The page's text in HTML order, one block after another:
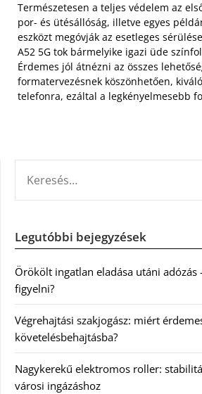
Természetesen a teljes védelem az
por- és ütésállóság, illetve egyes
eszközt megóvják az esetleges
A52 5G tok bármelyike igazi üde
Érdemes jól átnézni az összes
formatervezésnek köszönhetően,
telefonra, ezáltal a legkényelmesebb
Legutóbbi bejegyzések
Örökölt ingatlan eladása utáni adózás
figyelni?
Végrehajtási szakjogász: miért
követelésbehajtásba?
Nagykerekű elektromos roller:
városi ingázáshoz